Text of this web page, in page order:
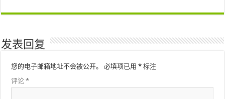
发表回复
您的电子邮箱地址不会被公开。 必填项已用* 标注
评论*